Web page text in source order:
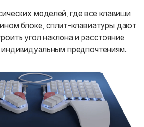
моделей, где все клавиши
блоке, сплит-клавиатуры дают
угол наклона и расстояние
предпочтениям.